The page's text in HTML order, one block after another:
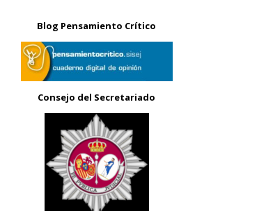
Blog Pensamiento Crítico
Consejo del Secretariado